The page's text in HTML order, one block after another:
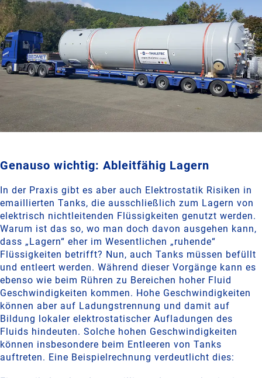
Genauso wichtig: Ableitfähig Lagern
In der Praxis gibt es aber auch Elektrostatik Risiken in
emaillierten Tanks, die ausschließlich zum Lagern von
elektrisch nichtleitenden Flüssigkeiten genutzt werden.
Warum ist das so, wo man doch davon ausgehen kann,
dass „Lagern“ eher im Wesentlichen „ruhende“
Flüssigkeiten betrifft? Nun, auch Tanks müssen befüllt
und entleert werden. Während dieser Vorgänge kann es
ebenso wie beim Rühren zu Bereichen hoher Fluid
Geschwindigkeiten kommen. Hohe Geschwindigkeiten
können aber auf Ladungstrennung und damit auf
Bildung lokaler elektrostatischer Aufladungen des
Fluids hindeuten. Solche hohen Geschwindigkeiten
können insbesondere beim Entleeren von Tanks
auftreten. Eine Beispielrechnung verdeutlicht dies: